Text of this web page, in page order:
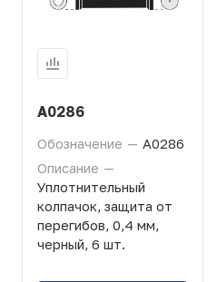
A0286
Обозначение — A0286
Описание —
Уплотнительный
колпачок, защита от
перегибов, 0,4 мм,
черный, 6 шт.